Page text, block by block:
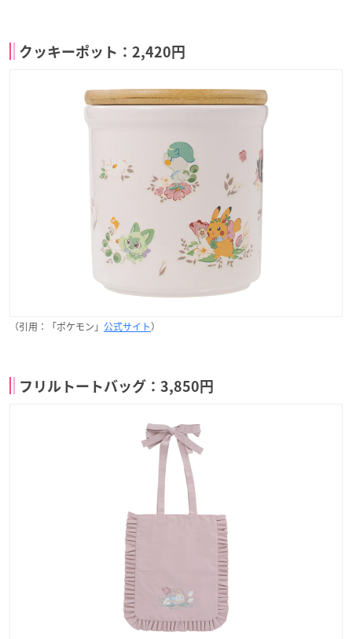
クッキーポット：2,420円
（引用：「ポケモン」 公式サイト）
フリルトートバッグ：3,850円